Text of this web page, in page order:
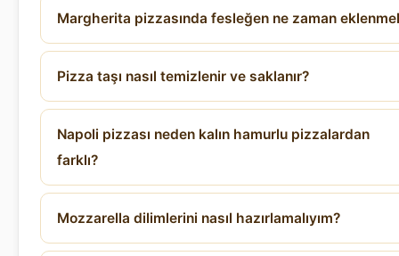
Margherita pizzasında fesleğen ne zaman
Pizza taşı nasıl temizlenir ve saklanır?
Napoli pizzası neden kalın hamurlu pizzalardan
farklı?
Mozzarella dilimlerini nasıl hazırlamalıyım?